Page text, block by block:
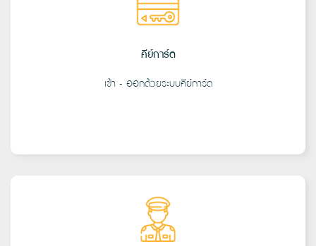
คีย์การ์ด
เข้า - ออกด้วยระบบคีย์การ์ด